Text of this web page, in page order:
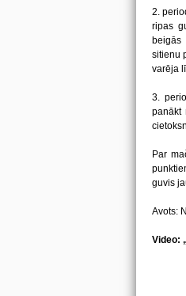
2.
ripas
beigās
sitienu
varēja
3.
panākt
Par
guvis
Avots:
Video: